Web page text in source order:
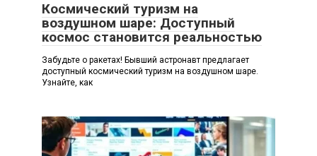
Космический туризм на
воздушном шаре: Доступный
космос становится реальностью
Забудьте о ракетах! Бывший астронавт предлагает
доступный космический туризм на воздушном шаре.
Узнайте, как